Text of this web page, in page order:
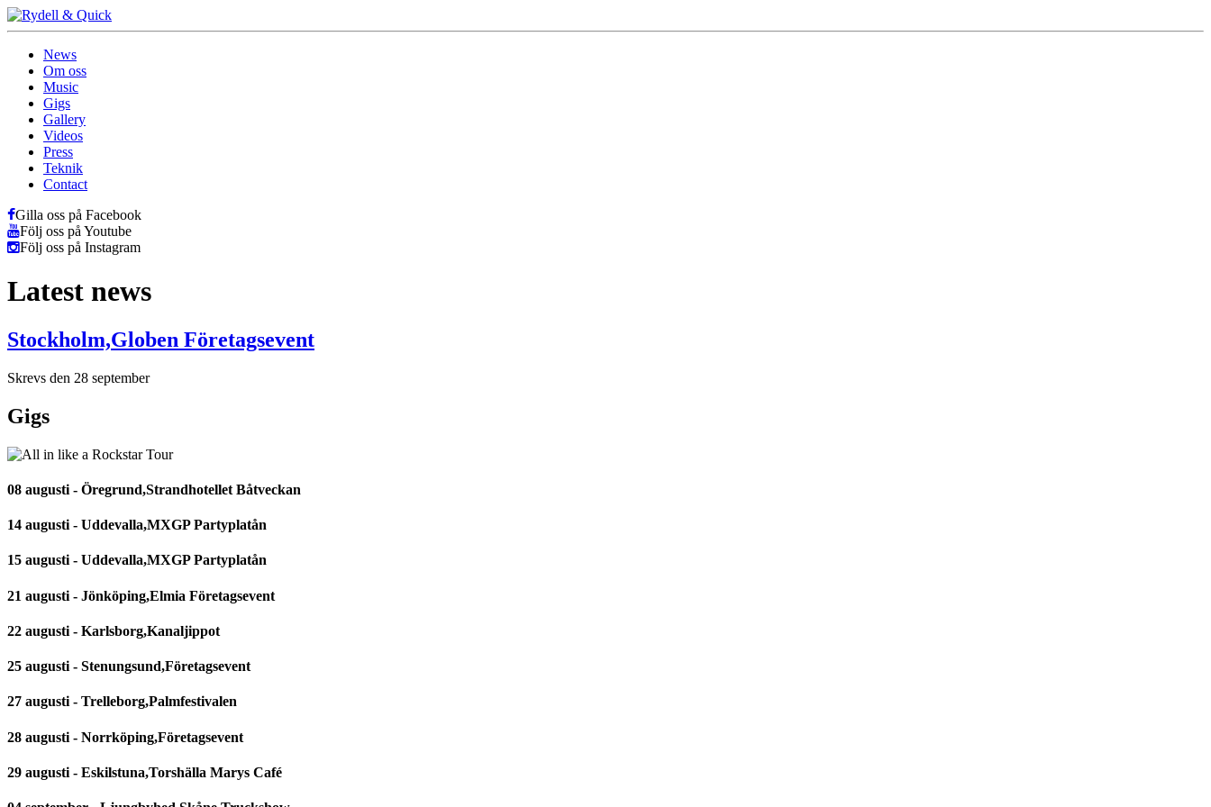
News
Om oss
Music
Gigs
Gallery
Videos
Press
Teknik
Contact
Gilla oss på Facebook
Följ oss på Youtube
Följ oss på Instagram
Latest news
Stockholm,Globen Företagsevent
Skrevs den 28 september
Gigs
08 augusti - Öregrund,Strandhotellet Båtveckan
14 augusti - Uddevalla,MXGP Partyplatån
15 augusti - Uddevalla,MXGP Partyplatån
21 augusti - Jönköping,Elmia Företagsevent
22 augusti - Karlsborg,Kanaljippot
25 augusti - Stenungsund,Företagsevent
27 augusti - Trelleborg,Palmfestivalen
28 augusti - Norrköping,Företagsevent
29 augusti - Eskilstuna,Torshälla Marys Café